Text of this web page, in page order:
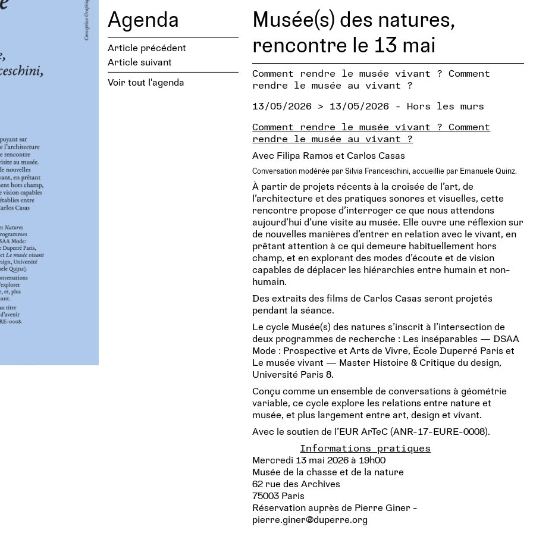
Agenda
Article précédent
Article suivant
Voir tout l'agenda
Musée(s) des natures,
rencontre le 13 mai
Comment rendre le musée vivant ? Comment
rendre le musée au vivant ?
13/05/2026 > 13/05/2026 - Hors les murs
Comment rendre le musée vivant ? Comment
rendre le musée au vivant ?
Avec Filipa Ramos et Carlos Casas
Conversation modérée par Silvia Franceschini, accueillie par Emanuele Quinz.
À partir de projets récents à la croisée de l’art, de
l’architecture et des pratiques sonores et visuelles, cette
rencontre propose d’interroger ce que nous attendons
aujourd’hui d’une visite au musée. Elle ouvre une réflexion sur
de nouvelles manières d’entrer en relation avec le vivant, en
prêtant attention à ce qui demeure habituellement hors
champ, et en explorant des modes d’écoute et de vision
capables de déplacer les hiérarchies entre humain et non-
humain.
Des extraits des films de Carlos Casas seront projetés
pendant la séance.
Le cycle Musée(s) des natures s’inscrit à l’intersection de
deux programmes de recherche : Les inséparables — DSAA
Mode : Prospective et Arts de Vivre, École Duperré Paris et
Le musée vivant — Master Histoire & Critique du design,
Université Paris 8.
Conçu comme un ensemble de conversations à géométrie
variable, ce cycle explore les relations entre nature et
musée, et plus largement entre art, design et vivant.
Avec le soutien de l’EUR ArTeC (ANR-17-EURE-0008).
Informations pratiques
Mercredi 13 mai 2026 à 19h00
Musée de la chasse et de la nature
62 rue des Archives
75003 Paris
Réservation auprès de Pierre Giner -
pierre.giner@duperre.org